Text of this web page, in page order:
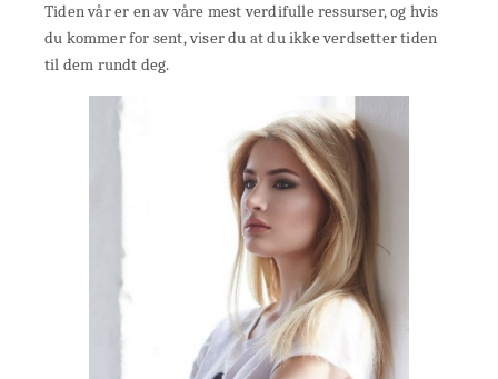
Tiden vår er en av våre mest verdifulle ressurser, og hvis
du kommer for sent, viser du at du ikke verdsetter tiden
til dem rundt deg.